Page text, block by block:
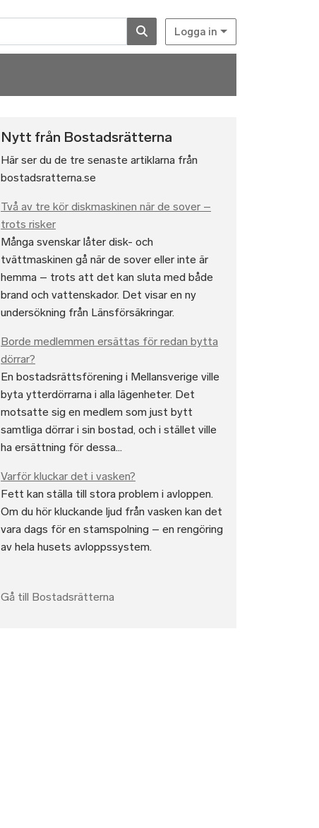
Logga in
Nytt från Bostadsrätterna
Här ser du de tre senaste artiklarna från
bostadsratterna.se
Två av tre kör diskmaskinen när de sover –
trots risker
Många svenskar låter disk- och
tvättmaskinen gå när de sover eller inte är
hemma – trots att det kan sluta med både
brand och vattenskador. Det visar en ny
undersökning från Länsförsäkringar.
Borde medlemmen ersättas för redan bytta
dörrar?
En bostadsrättsförening i Mellansverige ville
byta ytterdörrarna i alla lägenheter. Det
motsatte sig en medlem som just bytt
samtliga dörrar i sin bostad, och i stället ville
ha ersättning för dessa...
Varför kluckar det i vasken?
Fett kan ställa till stora problem i avloppen.
Om du hör kluckande ljud från vasken kan det
vara dags för en stamspolning – en rengöring
av hela husets avloppssystem.
Gå till Bostadsrätterna